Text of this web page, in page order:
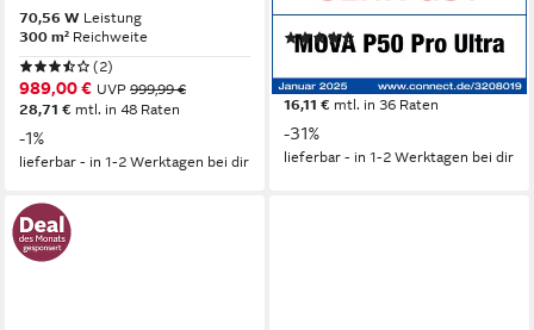
70,56 W Leistung
300 m² Reichweite
(2)
989,00 € UVP 999,99 €
28,71 € mtl. in 48 Raten
-1%
lieferbar - in 1-2 Werktagen bei dir
(44)
ab 449,00 €
nur bis Dienstag
16,11 € mtl. in 36 Raten
-31%
lieferbar - in 1-2 Werktagen bei dir